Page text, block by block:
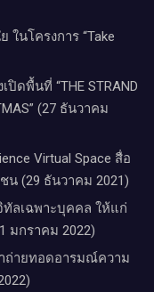
ในโครงการ “Take
ปิดพื้นที่ “THE STRAND
(27 ธันวาคม
Virtual Space สื่อ
น (29 ธันวาคม 2021)
ลเฉพาะบุคคล ให้แก่
มกราคม 2022)
าถ่ายทอดอารมณ์ความ